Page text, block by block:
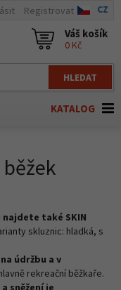
HLEDAT
Registrovat CZ
Váš košík
0 Kč
KATALOG
najdete také SKIN
skluznic: hladká, s
údržbu a v
rekreační běžkaře.
sněžení je